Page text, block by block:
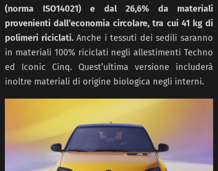
(norma ISO14021) e dal 26,6% da materiali
provenienti dall’economia circolare, tra cui 41 kg di
polimeri riciclati.Anche i tessuti dei sedili saranno
in materiali 100% riciclati negli allestimenti Techno
ed Iconic Cinq. Quest’ultima versione includerà
inoltre materiali di origine biologica negli interni.